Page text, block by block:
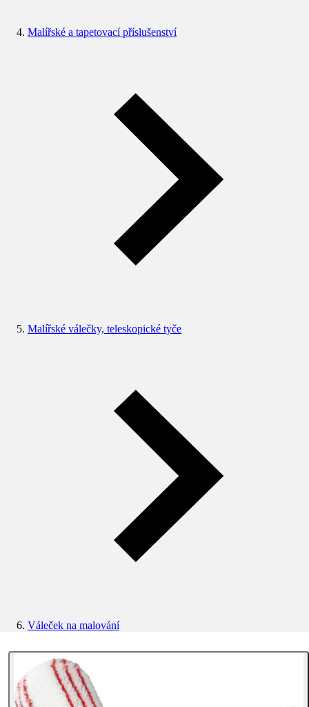
Malířské a tapetovací příslušenství
Malířské válečky, teleskopické tyče
Váleček na malování